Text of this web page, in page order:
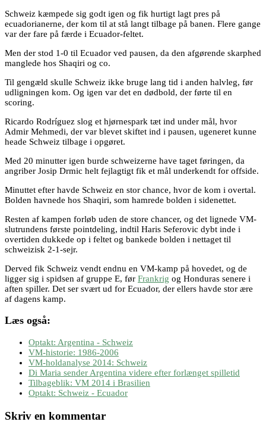
Schweiz kæmpede sig godt igen og fik hurtigt lagt pres på
ecuadorianerne, der kom til at stå langt tilbage på banen. Flere gange
var der fare på færde i Ecuador-feltet.
Men der stod 1-0 til Ecuador ved pausen, da den afgørende skarphed
manglede hos Shaqiri og co.
Til gengæld skulle Schweiz ikke bruge lang tid i anden halvleg, før
udligningen kom. Og igen var det en dødbold, der førte til en
scoring.
Ricardo Rodríguez slog et hjørnespark tæt ind under mål, hvor
Admir Mehmedi, der var blevet skiftet ind i pausen, ugeneret kunne
heade Schweiz tilbage i opgøret.
Med 20 minutter igen burde schweizerne have taget føringen, da
angriber Josip Drmic helt fejlagtigt fik et mål underkendt for offside.
Minuttet efter havde Schweiz en stor chance, hvor de kom i overtal.
Bolden havnede hos Shaqiri, som hamrede bolden i sidenettet.
Resten af kampen forløb uden de store chancer, og det lignede VM-
slutrundens første pointdeling, indtil Haris Seferovic dybt inde i
overtiden dukkede op i feltet og bankede bolden i nettaget til
schweizisk 2-1-sejr.
Derved fik Schweiz vendt endnu en VM-kamp på hovedet, og de
ligger sig i spidsen af gruppe E, før Frankrig og Honduras senere i
aften spiller. Det ser svært ud for Ecuador, der ellers havde stor ære
af dagens kamp.
Læs også:
Optakt: Argentina - Schweiz
VM-historie: 1986-2006
VM-holdanalyse 2014: Schweiz
Di Maria sender Argentina videre efter forlænget spilletid
Tilbageblik: VM 2014 i Brasilien
Optakt: Schweiz - Ecuador
Skriv en kommentar